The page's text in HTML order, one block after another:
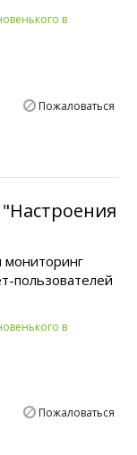
в
Пожаловаться
мониторинг
пользователей
в
Пожаловаться